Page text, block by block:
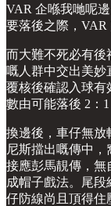
VAR 企喺我哋呢
要落後之際，VAR
而大難不死必有後
嘅人群中交出美妙
覆核後確認入球有
數由可能落後 2：
換邊後，車仔無放
尼斯擋出嘅傳中，
接應彭馬靚傳，無
成帽子戲法。尾
仔防線尚且頂得住